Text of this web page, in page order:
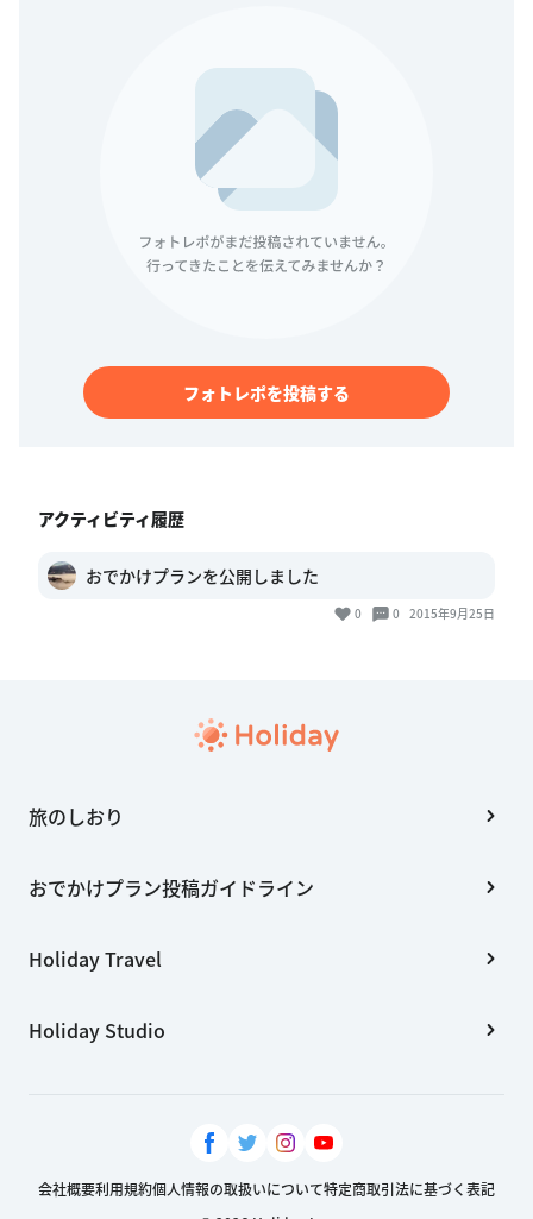
フォトレポを投稿する
アクティビティ履歴
おでかけプランを公開しました
0 0 2015年9月25日
旅のしおり
おでかけプラン投稿ガイドライン
Holiday Travel
Holiday Studio
会社概要利用規約個人情報の取扱いについて特定商取引法に基づく表記